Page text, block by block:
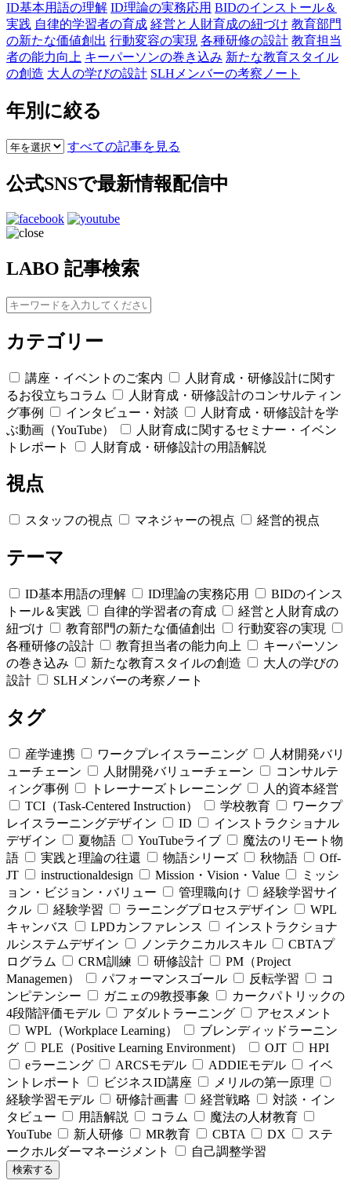
ID基本用語の理解 ID理論の実務応用 BIDのインストール＆
実践 自律的学習者の育成 経営と人財育成の紐づけ 教育部門
の新たな価値創出 行動変容の実現 各種研修の設計 教育担当
者の能力向上 キーパーソンの巻き込み 新たな教育スタイル
の創造 大人の学びの設計 SLHメンバーの考察ノート
年別に絞る
すべての記事を見る
公式SNSで最新情報配信中
LABO 記事検索
カテゴリー
講座・イベントのご案内
人財育成・研修設計に関す
るお役立ちコラム
人財育成・研修設計のコンサルティン
グ事例
インタビュー・対談
人財育成・研修設計を学
ぶ動画（YouTube）
人財育成に関するセミナー・イベン
トレポート
人財育成・研修設計の用語解説
視点
スタッフの視点 マネジャーの視点 経営的視点
テーマ
ID基本用語の理解 ID理論の実務応用
BIDのインス
トール＆実践
自律的学習者の育成
経営と人財育成の
紐づけ
教育部門の新たな価値創出
行動変容の実現
各種研修の設計
教育担当者の能力向上
キーパーソン
の巻き込み
新たな教育スタイルの創造
大人の学びの
設計
SLHメンバーの考察ノート
タグ
産学連携 ワークプレイスラーニング
人材開発バリ
ューチェーン
人財開発バリューチェーン
コンサルテ
ィング事例
トレーナーズトレーニング
人的資本経営
TCI（Task-Centered Instruction）
学校教育
ワークプ
レイスラーニングデザイン
ID
インストラクショナル
デザイン
夏物語 YouTubeライブ
魔法のリモート物
語
実践と理論の往還 物語シリーズ 秋物語
Off-
JT
instructionaldesign Mission・Vision・Value
ミッシ
ョン・ビジョン・バリュー
管理職向け
経験学習サイ
クル
経験学習 ラーニングプロセスデザイン
WPL
キャンバス
LPDカンファレンス
インストラクショナ
ルシステムデザイン
ノンテクニカルスキル
CBTAプ
ログラム
CRM訓練 研修設計
PM（Project
Managemen）
パフォーマンスゴール 反転学習
コ
ンピテンシー
ガニェの9教授事象
カークパトリックの
4段階評価モデル
アダルトラーニング
アセスメント
WPL（Workplace Learning）
ブレンディッドラーニン
グ
PLE（Positive Learning Environment） OJT
HPI
eラーニング
ARCSモデル ADDIEモデル
イベ
ントレポート
ビジネスID講座
メリルの第一原理
経験学習モデル
研修計画書 経営戦略
対談・イン
タビュー
用語解説 コラム
魔法の人材教育
YouTube
新人研修 MR教育 CBTA DX
ステ
ークホルダーマネージメント
自己調整学習